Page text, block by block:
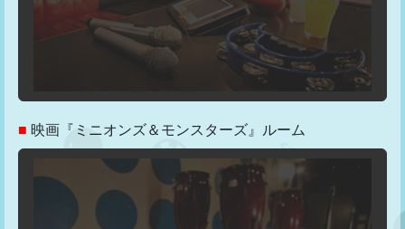
■ 映画『ミニオンズ＆モンスターズ』ルーム